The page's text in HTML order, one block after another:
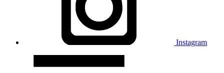
Instagram